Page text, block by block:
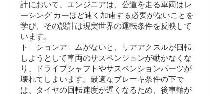
計において、エンジニアは、公道を走る車両はレ
ーシング カーほど速く加速する必要がないことを
学び、その設計は現実世界の運転条件を反映して
います。
トーションアームがないと、リアアクスルが回転
しようとして車両のサスペンションが動かなくな
り、ドライブシャフトやサスペンションパーツが
壊れてしまいます。最適なブレーキ条件の下で
は、タイヤの回転速度が遅くなるため、後車軸が